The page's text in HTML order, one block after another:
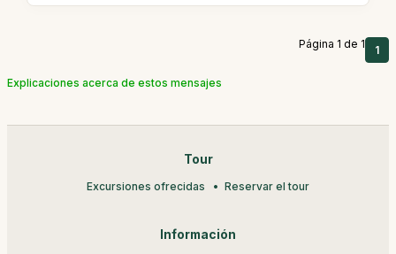
Página 1 de 1 1
Explicaciones acerca de estos mensajes
Tour
Excursiones ofrecidas Reservar el tour
Información